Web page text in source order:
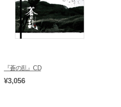
『蒼の乱』CD
¥3,056